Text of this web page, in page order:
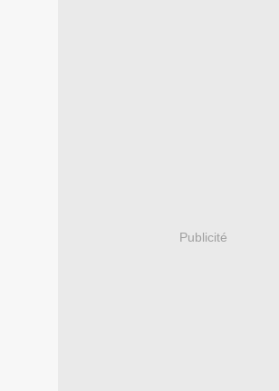
Publicité